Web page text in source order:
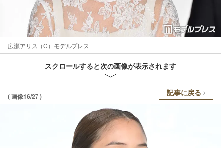
広瀬アリス（C）モデルプレス
スクロールすると次の画像が表示されます
( 画像16/27 ) 記事に戻る